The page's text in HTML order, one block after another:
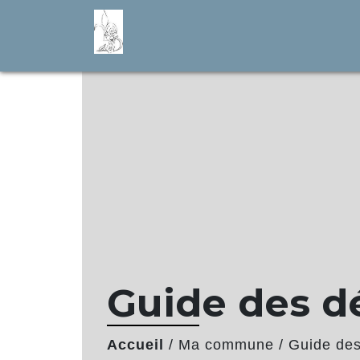
Guide des
Accueil / Ma commune / Guide